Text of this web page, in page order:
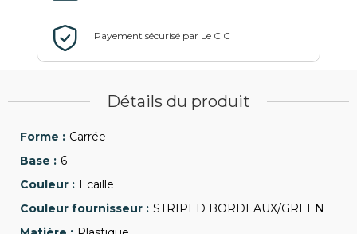
Détails du produit
Carrée
6
Ecaille
STRIPED BORDEAUX/GREEN